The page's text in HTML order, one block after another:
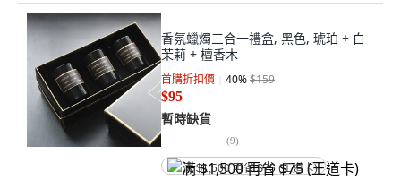
香氛蠟燭三合一禮盒, 黑色, 琥珀 + 白
茉莉 + 檀香木
首購折扣價 40%$159
$95
暫時缺貨
(9)
满 $1,500 再省 $75 (王道卡)